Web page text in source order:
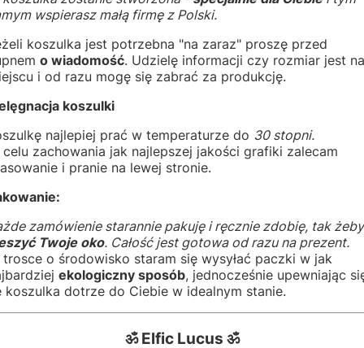
wspierasz małą firmę z Polski.
koszulka jest potrzebna "na zaraz" proszę przed
o wiadomość. Udzielę informacji czy rozmiar jest na
i od razu mogę się zabrać za produkcję.
koszulki
najlepiej prać w temperaturze do 30 stopni.
celu zachowania jak najlepszej jakości grafiki zalecam
i pranie na lewej stronie.
zamówienie starannie pakuję i ręcznie zdobię, tak żeby
Twoje oko. Całość jest gotowa od razu na prezent.
trosce o środowisko staram się wysyłać paczki w jak
ekologiczny sposób, jednocześnie upewniając
koszulka dotrze do Ciebie w idealnym stanie.
ॐ Elfic Lucus ॐ